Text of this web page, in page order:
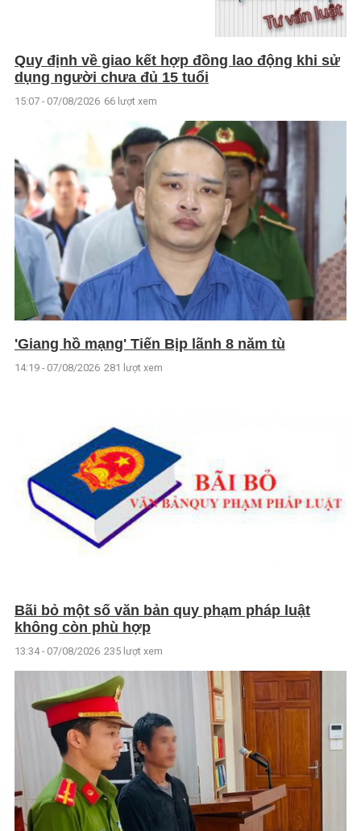
Quy định về giao kết hợp đồng lao động khi sử
dụng người chưa đủ 15 tuổi
15:07 - 07/08/2026 66 lượt xem
'Giang hồ mạng' Tiến Bịp lãnh 8 năm tù
14:19 - 07/08/2026 281 lượt xem
Bãi bỏ một số văn bản quy phạm pháp luật
không còn phù hợp
13:34 - 07/08/2026 235 lượt xem